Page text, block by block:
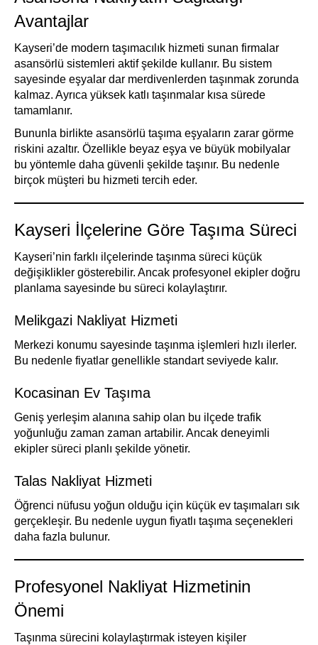
Avantajlar
Kayseri’de modern taşımacılık hizmeti sunan firmalar
asansörlü sistemleri aktif şekilde kullanır. Bu sistem
sayesinde eşyalar dar merdivenlerden taşınmak zorunda
kalmaz. Ayrıca yüksek katlı taşınmalar kısa sürede
tamamlanır.
Bununla birlikte asansörlü taşıma eşyaların zarar görme
riskini azaltır. Özellikle beyaz eşya ve büyük mobilyalar
bu yöntemle daha güvenli şekilde taşınır. Bu nedenle
birçok müşteri bu hizmeti tercih eder.
Kayseri İlçelerine Göre Taşıma Süreci
Kayseri’nin farklı ilçelerinde taşınma süreci küçük
değişiklikler gösterebilir. Ancak profesyonel ekipler doğru
planlama sayesinde bu süreci kolaylaştırır.
Melikgazi Nakliyat Hizmeti
Merkezi konumu sayesinde taşınma işlemleri hızlı ilerler.
Bu nedenle fiyatlar genellikle standart seviyede kalır.
Kocasinan Ev Taşıma
Geniş yerleşim alanına sahip olan bu ilçede trafik
yoğunluğu zaman zaman artabilir. Ancak deneyimli
ekipler süreci planlı şekilde yönetir.
Talas Nakliyat Hizmeti
Öğrenci nüfusu yoğun olduğu için küçük ev taşımaları sık
gerçekleşir. Bu nedenle uygun fiyatlı taşıma seçenekleri
daha fazla bulunur.
Profesyonel Nakliyat Hizmetinin
Önemi
Taşınma sürecini kolaylaştırmak isteyen kişiler